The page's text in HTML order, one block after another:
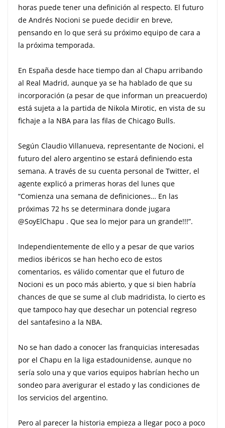
horas puede tener una definición al respecto. El futuro
de Andrés Nocioni se puede decidir en breve,
pensando en lo que será su próximo equipo de cara a
la próxima temporada.
En España desde hace tiempo dan al Chapu arribando
al Real Madrid, aunque ya se ha hablado de que su
incorporación (a pesar de que informan un preacuerdo)
está sujeta a la partida de Nikola Mirotic, en vista de su
fichaje a la NBA para las filas de Chicago Bulls.
Según Claudio Villanueva, representante de Nocioni, el
futuro del alero argentino se estará definiendo esta
semana. A través de su cuenta personal de Twitter, el
agente explicó a primeras horas del lunes que
“Comienza una semana de definiciones… En las
próximas 72 hs se determinara donde jugara
@SoyElChapu . Que sea lo mejor para un grande!!!”.
Independientemente de ello y a pesar de que varios
medios ibéricos se han hecho eco de estos
comentarios, es válido comentar que el futuro de
Nocioni es un poco más abierto, y que si bien habría
chances de que se sume al club madridista, lo cierto es
que tampoco hay que desechar un potencial regreso
del santafesino a la NBA.
No se han dado a conocer las franquicias interesadas
por el Chapu en la liga estadounidense, aunque no
sería solo una y que varios equipos habrían hecho un
sondeo para averigurar el estado y las condiciones de
los servicios del argentino.
Pero al parecer la historia empieza a llegar poco a poco